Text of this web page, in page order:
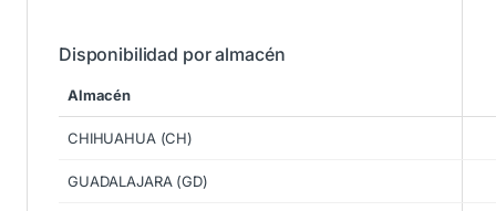
Disponibilidad por almacén
Almacén
CHIHUAHUA (CH)
GUADALAJARA (GD)